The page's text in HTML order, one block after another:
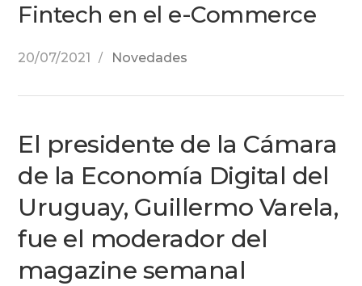
Fintech en el e-Commerce
20/07/2021 Novedades
El presidente de la Cámara
de la Economía Digital del
Uruguay, Guillermo Varela,
fue el moderador del
magazine semanal